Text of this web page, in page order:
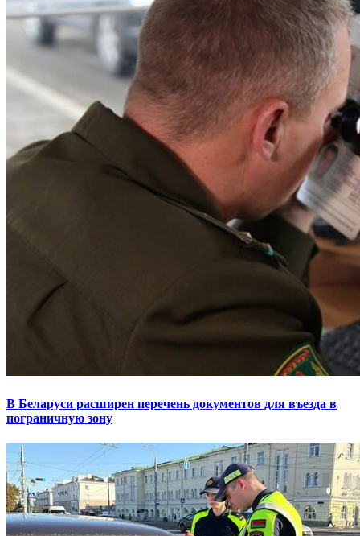
В Беларуси расширен перечень документов для въезда в
пограничную зону